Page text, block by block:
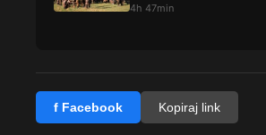
4h 47min
f Facebook Kopiraj link